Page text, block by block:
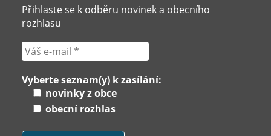
Přihlaste se k odběru novinek a obecního
rozhlasu
Vyberte seznam(y) k zasílání:
novinky z obce
obecní rozhlas